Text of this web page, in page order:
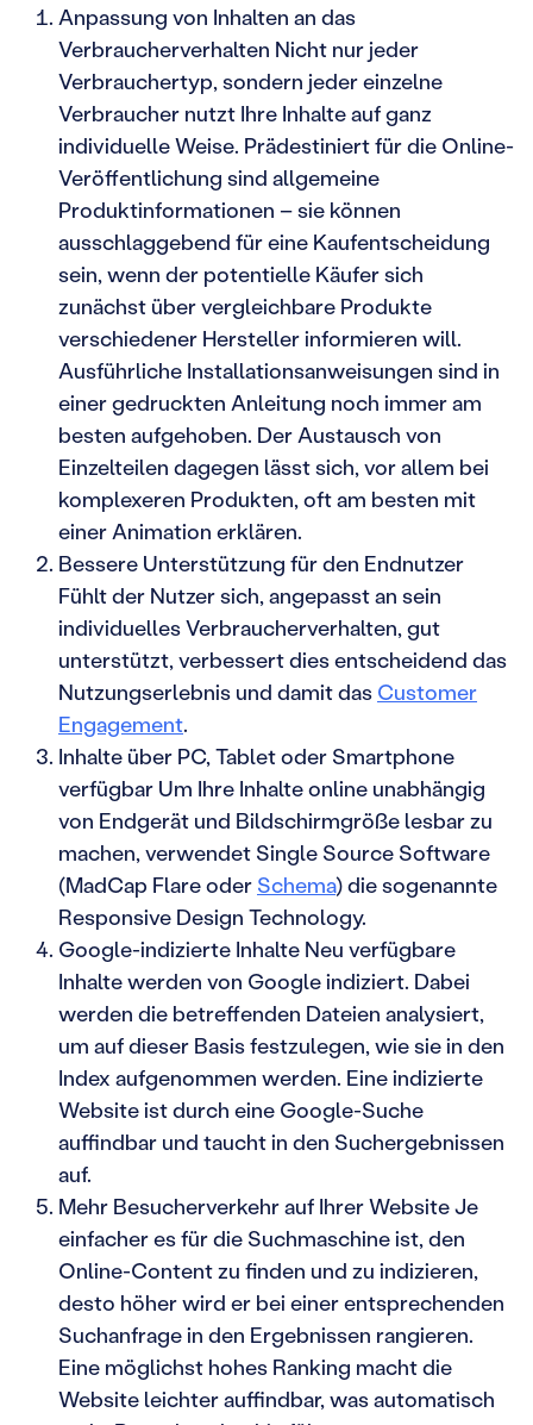
Anpassung von Inhalten an das
Verbraucherverhalten Nicht nur jeder
Verbrauchertyp, sondern jeder einzelne
Verbraucher nutzt Ihre Inhalte auf ganz
individuelle Weise. Prädestiniert für die Online-
Veröffentlichung sind allgemeine
Produktinformationen – sie können
ausschlaggebend für eine Kaufentscheidung
sein, wenn der potentielle Käufer sich
zunächst über vergleichbare Produkte
verschiedener Hersteller informieren will.
Ausführliche Installationsanweisungen sind in
einer gedruckten Anleitung noch immer am
besten aufgehoben. Der Austausch von
Einzelteilen dagegen lässt sich, vor allem bei
komplexeren Produkten, oft am besten mit
einer Animation erklären.
Bessere Unterstützung für den Endnutzer
Fühlt der Nutzer sich, angepasst an sein
individuelles Verbraucherverhalten, gut
unterstützt, verbessert dies entscheidend das
Nutzungserlebnis und damit das Customer
Engagement.
Inhalte über PC, Tablet oder Smartphone
verfügbar Um Ihre Inhalte online unabhängig
von Endgerät und Bildschirmgröße lesbar zu
machen, verwendet Single Source Software
(MadCap Flare oder Schema) die sogenannte
Responsive Design Technology.
Google-indizierte Inhalte Neu verfügbare
Inhalte werden von Google indiziert. Dabei
werden die betreffenden Dateien analysiert,
um auf dieser Basis festzulegen, wie sie in den
Index aufgenommen werden. Eine indizierte
Website ist durch eine Google-Suche
auffindbar und taucht in den Suchergebnissen
auf.
Mehr Besucherverkehr auf Ihrer Website Je
einfacher es für die Suchmaschine ist, den
Online-Content zu finden und zu indizieren,
desto höher wird er bei einer entsprechenden
Suchanfrage in den Ergebnissen rangieren.
Eine möglichst hohes Ranking macht die
Website leichter auffindbar, was automatisch